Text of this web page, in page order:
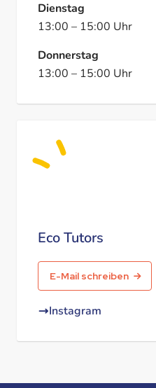
Dienstag
13:00 – 15:00 Uhr
Donnerstag
13:00 – 15:00 Uhr
Eco Tutors
E-Mail schreiben
Instagram